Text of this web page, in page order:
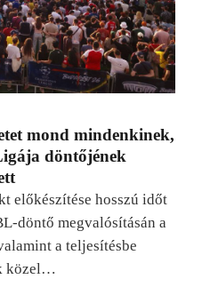
mond mindenkinek,
döntőjének
előkészítése hosszú időt
döntő megvalósításán a
a teljesítésbe
közel…